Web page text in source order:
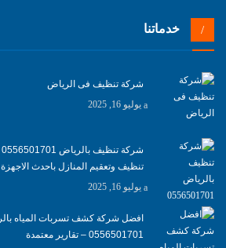
خدماتنا
شركة تنظيف فى الرياض
يوليو 16, 2025
تنظيف وتعقيم المنازل باحدث الاجهزة
يوليو 16, 2025
0556501701‬‏ – تقارير معتمدة